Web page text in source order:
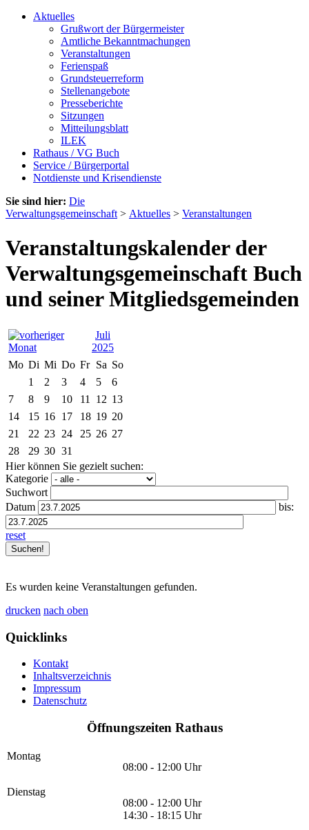
Aktuelles
Grußwort der Bürgermeister
Amtliche Bekanntmachungen
Veranstaltungen
Ferienspaß
Grundsteuerreform
Stellenangebote
Presseberichte
Sitzungen
Mitteilungsblatt
ILEK
Rathaus / VG Buch
Service / Bürgerportal
Notdienste und Krisendienste
Sie sind hier: Die
Verwaltungsgemeinschaft > Aktuelles > Veranstaltungen
Veranstaltungskalender der
Verwaltungsgemeinschaft Buch
und seiner Mitgliedsgemeinden
Juli
2025
Mo Di Mi Do Fr Sa So
1
2 3 4 5
6
7
8 9 10 11 12 13
14
15 16 17 18 19 20
21
22 23 24 25 26 27
28
29 30 31
Hier können Sie gezielt suchen:
Kategorie
Suchwort
Datum
bis:
reset
Es wurden keine Veranstaltungen gefunden.
drucken nach oben
Quicklinks
Kontakt
Inhaltsverzeichnis
Impressum
Datenschutz
Öffnungszeiten Rathaus
Montag
08:00 - 12:00 Uhr
Dienstag
08:00 - 12:00 Uhr
14:30 - 18:15 Uhr